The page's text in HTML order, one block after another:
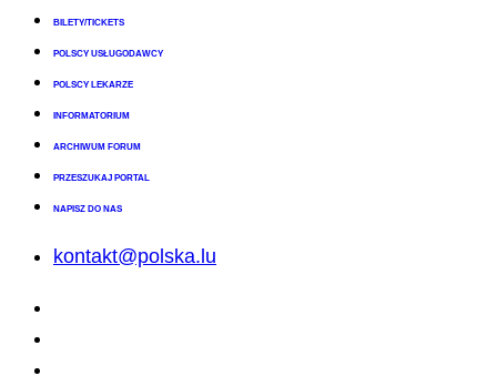
BILETY/TICKETS
POLSCY USŁUGODAWCY
POLSCY LEKARZE
INFORMATORIUM
ARCHIWUM FORUM
PRZESZUKAJ PORTAL
NAPISZ DO NAS
kontakt@polska.lu